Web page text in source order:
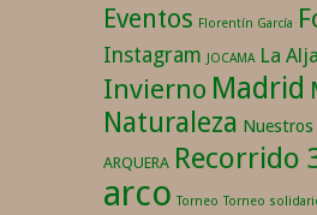
Eventos Florentín García
Instagram JOCAMA La
Invierno Madrid
Naturaleza
ARQUERA Recorrido
arco Torneo Torneo